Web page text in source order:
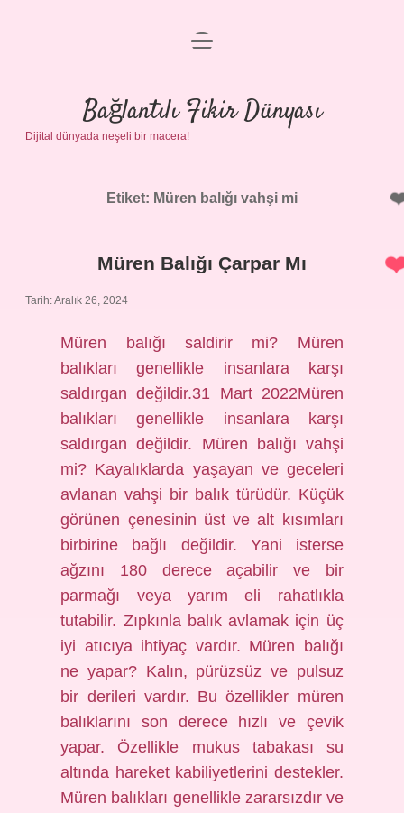
Anasayfa
Gizlilik Politikası
Yasal Uyarı
menüyü
Bağlantılı Fikir Dünyası
Dijital dünyada neşeli bir macera!
Etiket: Müren balığı vahşi mi
Müren Balığı Çarpar Mı
Tarih: Aralık 26, 2024
Müren balığı saldirir mi? Müren
balıkları genellikle insanlara karşı
saldırgan değildir.31 Mart 2022Müren
balıkları genellikle insanlara karşı
saldırgan değildir. Müren balığı vahşi
mi? Kayalıklarda yaşayan ve geceleri
avlanan vahşi bir balık türüdür. Küçük
görünen çenesinin üst ve alt kısımları
birbirine bağlı değildir. Yani isterse
ağzını 180 derece açabilir ve bir
parmağı veya yarım eli rahatlıkla
tutabilir. Zıpkınla balık avlamak için üç
iyi atıcıya ihtiyaç vardır. Müren balığı
ne yapar? Kalın, pürüzsüz ve pulsuz
bir derileri vardır. Bu özellikler müren
balıklarını son derece hızlı ve çevik
yapar. Özellikle mukus tabakası su
altında hareket kabiliyetlerini destekler.
Müren balıkları genellikle zararsızdır ve